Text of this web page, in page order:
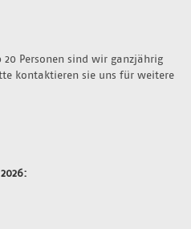
Personen sind wir ganzjährig
kontaktieren sie uns für weitere